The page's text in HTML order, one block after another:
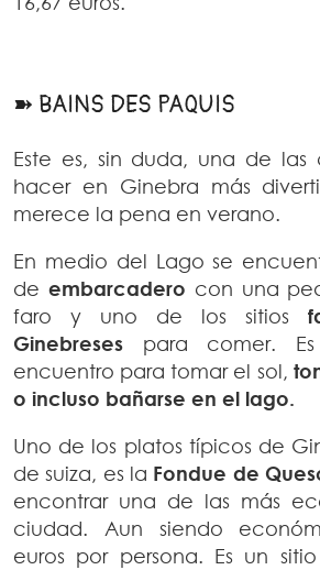
➽ BAINS DES PAQUIS
Este es, sin duda, una de las
hacer en Ginebra más
merece la pena en verano.
En medio del Lago se
de embarcadero con una
faro y uno de los sitios
Ginebreses para comer.
encuentro para tomar el sol,
o incluso bañarse en el lago.
Uno de los platos típicos de
de suiza, es la Fondue de
encontrar una de las más
ciudad. Aun siendo
euros por persona. Es un